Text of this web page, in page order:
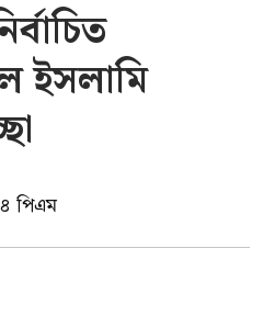
ইসলামি
পিএম